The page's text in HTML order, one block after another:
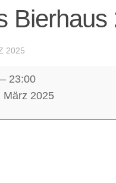
2025
– 23:00
März 2025